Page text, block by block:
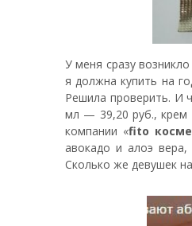
У меня сразу
я должна купить на
Решила проверить. И
мл — 39,20 руб., крем
компании «fito
авокадо и алоэ
Сколько же девушек